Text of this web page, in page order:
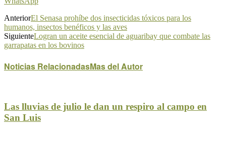
AnteriorEl Senasa prohíbe dos insecticidas tóxicos para los
humanos, insectos benéficos y las aves
SiguienteLogran un aceite esencial de aguaribay que combate las
garrapatas en los bovinos
Noticias RelacionadasMas del Autor
Las lluvias de julio le dan un respiro al campo en
San Luis